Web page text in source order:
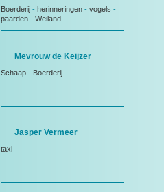
Boerderij - herinneringen - vogels -
paarden - Weiland
Mevrouw de Keijzer
Schaap - Boerderij
Jasper Vermeer
taxi